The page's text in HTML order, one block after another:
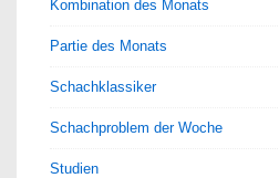
Kombination des Monats
Partie des Monats
Schachklassiker
Schachproblem der Woche
Studien